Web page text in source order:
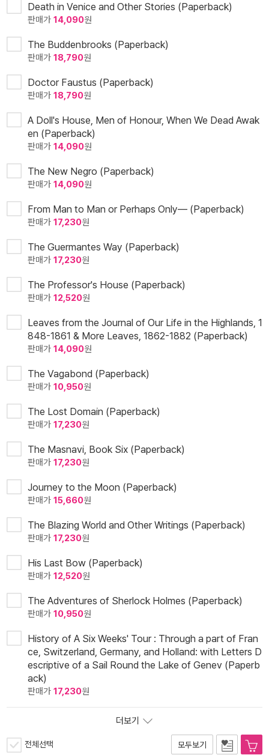
Death in Venice and Other Stories (Paperback)
판매가 14,090원
The Buddenbrooks (Paperback)
판매가 18,790원
Doctor Faustus (Paperback)
판매가 18,790원
A Doll's House, Men of Honour, When We Dead Awak
en (Paperback)
판매가 14,090원
The New Negro (Paperback)
판매가 14,090원
From Man to Man or Perhaps Only— (Paperback)
판매가 17,230원
The Guermantes Way (Paperback)
판매가 17,230원
The Professor's House (Paperback)
판매가 12,520원
Leaves from the Journal of Our Life in the Highlands, 1
848-1861 & More Leaves, 1862-1882 (Paperback)
판매가 14,090원
The Vagabond (Paperback)
판매가 10,950원
The Lost Domain (Paperback)
판매가 17,230원
The Masnavi, Book Six (Paperback)
판매가 17,230원
Journey to the Moon (Paperback)
판매가 15,660원
The Blazing World and Other Writings (Paperback)
판매가 17,230원
His Last Bow (Paperback)
판매가 12,520원
The Adventures of Sherlock Holmes (Paperback)
판매가 10,950원
History of A Six Weeks' Tour : Through a part of Fran
ce, Switzerland, Germany, and Holland: with Letters D
escriptive of a Sail Round the Lake of Genev (Paperb
ack)
판매가 17,230원
더보기
전체선택 모두보기